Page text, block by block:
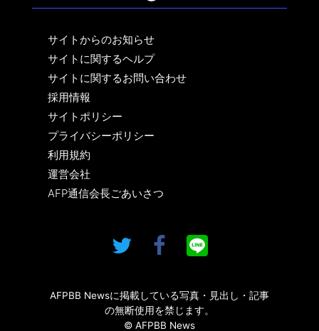
サイトからのお知らせ
サイトに関するヘルプ
サイトに関するお問い合わせ
採用情報
サイトポリシー
プライバシーポリシー
利用規約
運営会社
AFP通信会長ごあいさつ
AFPBB Newsに掲載している写真・見出し・記事
の無断使用を禁じます。
© AFPBB News